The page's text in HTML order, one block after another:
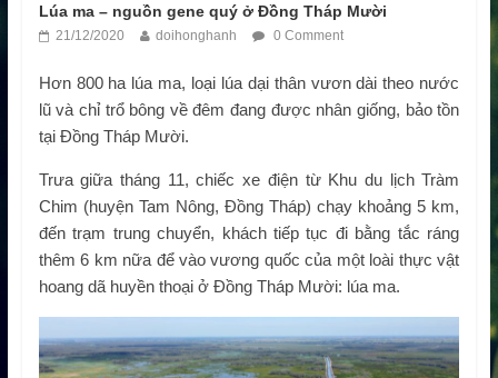
Lúa ma – nguồn gene quý ở Đồng Tháp Mười
21/12/2020 doihonghanh 0 Comment
Hơn 800 ha lúa ma, loại lúa dại thân vươn dài theo nước
lũ và chỉ trổ bông về đêm đang được nhân giống, bảo tồn
tại Đồng Tháp Mười.
Trưa giữa tháng 11, chiếc xe điện từ Khu du lịch Tràm
Chim (huyện Tam Nông, Đồng Tháp) chạy khoảng 5 km,
đến trạm trung chuyển, khách tiếp tục đi bằng tắc ráng
thêm 6 km nữa để vào vương quốc của một loài thực vật
hoang dã huyền thoại ở Đồng Tháp Mười: lúa ma.